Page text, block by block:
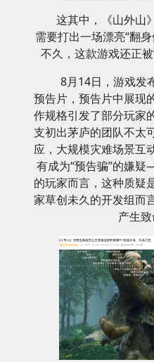
这其中，《山外山
需要打出一场漂亮“翻
不久，这款游戏还正被
8月14日，游戏发
预告片，预告片中展现
作规格引发了部分玩家
支初出茅庐的团队不太
应，大规模灾难场景互
有成为“预告骗”的嫌
的玩家而言，这种质疑
家草创未久的开发组而
产生致